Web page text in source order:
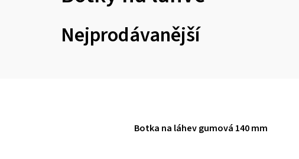
Nejprodávanější
Botka na láhev gumová 140 mm